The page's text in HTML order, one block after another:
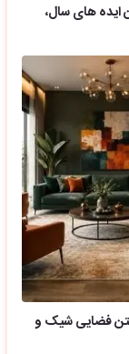
ایده های سال،
برای داشتن فضایی شیک و